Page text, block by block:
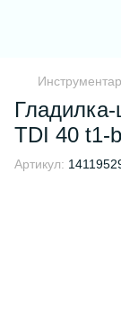
TDI 40 t1-
Артикул: